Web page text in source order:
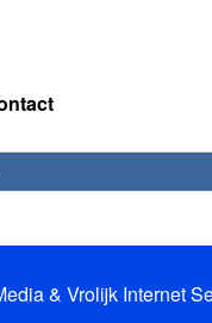
& Vrolijk Internet